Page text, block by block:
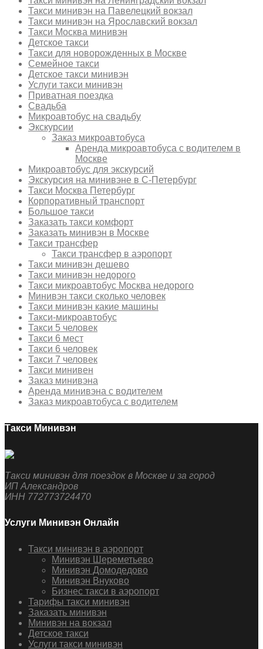
Такси минивэн на Павелецкий вокзал
Такси минивэн на Ярославский вокзал
Такси Москва минивэн
Детское такси
Такси для новорожденных в Москве
Семейное такси
Детское такси минивэн
Услуги такси минивэн
Приватная поездка
Свадьба
Микроавтобус на свадьбу
Экскурсии
Заказ микроавтобуса
Аренда микроавтобуса с водителем в
Москве
Микроавтобус для экскурсий
Экскурсия на минивэне в С-Петербург
Такси Москва Петербург
Корпоративный транспорт
Большое такси
Заказать такси комфорт
Заказать минивэн в Москве
Такси трансфер
Такси трансфер в аэропорт
Такси минивэн дешево
Такси минивэн недорого
Такси микроавтобус Москва недорого
Минивэн такси сколько человек
Такси минивэн какие машины
Такси-микроавтобус
Такси 5 человек
Такси 6 мест
Такси 6 человек
Такси 7 человек
Такси минивен
Заказ минивэна
Аренда минивэна с водителем
Заказ микроавтобуса с водителем
Такси Минивэн
Такси минивэн для поездок в Москве и за город
ИП Александров
ИНН 772773724470
Услуги Минивэн Онлайн
Такси минивэн в аэропорт
Минивэн Шереметьево
Минивэн Домодедово
Минивэн Внуково
Бизнес такси в аэропорт
Тарифы такси минивэн
Заказать минивэн
Минивэн на вокзал
Детское такси
Услуги такси минивэн